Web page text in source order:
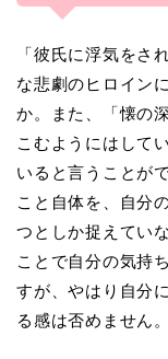
「彼氏に浮気をさ
な悲劇のヒロイン
か。また、「懐の
こむようにはして
いると言うことが
こと自体を、自分
つとしか捉えてい
ことで自分の気持
すが、やはり自分
る感は否めません。